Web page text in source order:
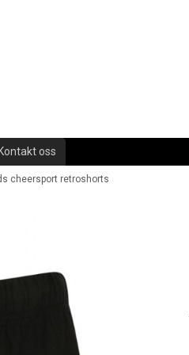
Kontakt oss
cheersport retroshorts